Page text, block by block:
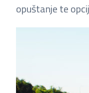
opuštanje te